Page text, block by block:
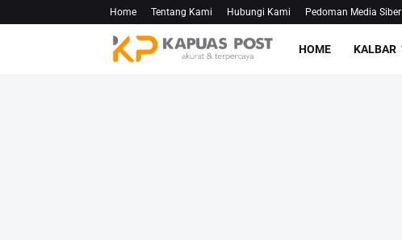
Home Tentang Kami Hubungi Kami Pedoman Media Siber
HOME KALBAR